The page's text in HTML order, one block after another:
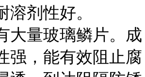
溶剂性好。
大量玻璃鳞片。成
强，能有效阻止腐